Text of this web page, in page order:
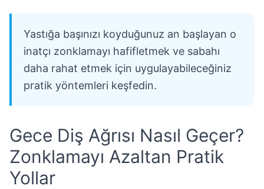
Yastığa başınızı koyduğunuz an başlayan o
inatçı zonklamayı hafifletmek ve sabahı
daha rahat etmek için uygulayabileceğiniz
pratik yöntemleri keşfedin.
Gece Diş Ağrısı Nasıl Geçer?
Zonklamayı Azaltan Pratik
Yollar